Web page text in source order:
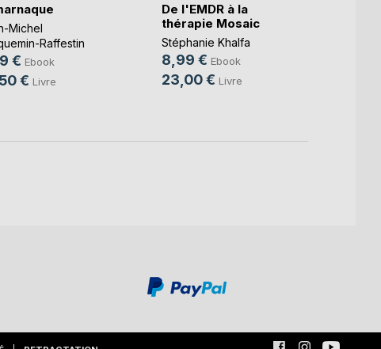
Michel
Raffestin
€ Ebook
€ Livre
De l'EMDR à la
thérapie Mosaic
Stéphanie Khalfa
8,99 € Ebook
23,00 € Livre